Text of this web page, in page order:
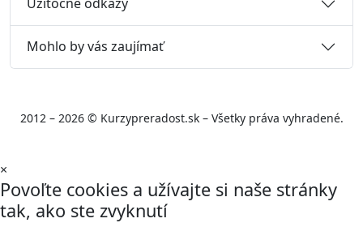
Užitočné odkazy
Mohlo by vás zaujímať
2012 – 2026 © Kurzypreradost.sk – Všetky práva vyhradené.
×
Povoľte cookies a užívajte si naše stránky
tak, ako ste zvyknutí